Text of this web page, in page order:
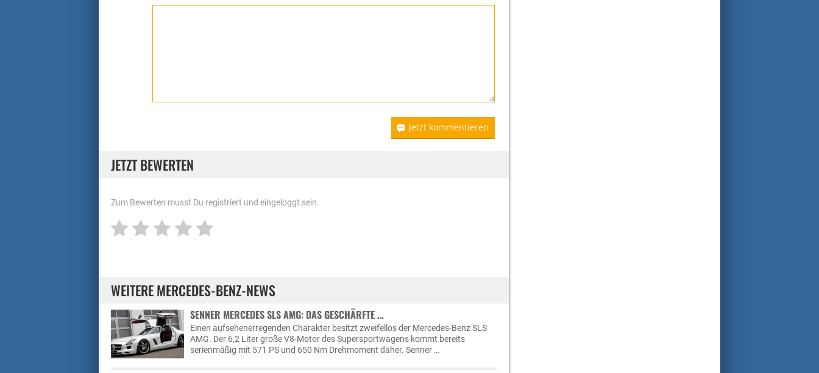
Jetzt kommentieren
JETZT BEWERTEN
Zum Bewerten musst Du registriert und eingeloggt sein.
WEITERE MERCEDES-BENZ-NEWS
SENNER MERCEDES SLS AMG: DAS GESCHÄRFTE …
Einen aufsehenerregenden Charakter besitzt zweifellos der Mercedes-Benz SLS
AMG. Der 6,2 Liter große V8-Motor des Supersportwagens kommt bereits
serienmäßig mit 571 PS und 650 Nm Drehmoment daher. Senner …